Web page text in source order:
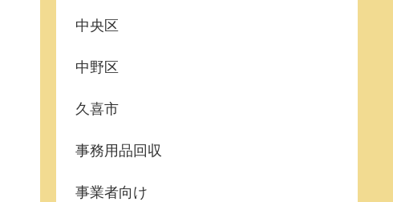
中央区
中野区
久喜市
事務用品回収
事業者向け